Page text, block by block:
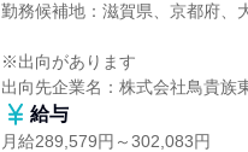
勤務候補地：滋賀県、京都府、
※出向があります
出向先企業名：株式会社鳥貴族
給与
月給289,579円～302,083円